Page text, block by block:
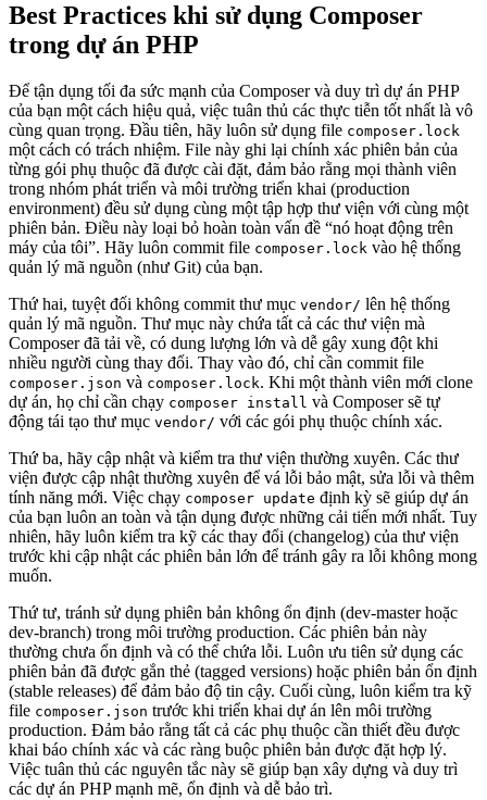
Best Practices khi sử dụng Composer
trong dự án PHP
Để tận dụng tối đa sức mạnh của Composer và duy trì dự án PHP
của bạn một cách hiệu quả, việc tuân thủ các thực tiễn tốt nhất là vô
cùng quan trọng. Đầu tiên, hãy luôn sử dụng file composer.lock
một cách có trách nhiệm. File này ghi lại chính xác phiên bản của
từng gói phụ thuộc đã được cài đặt, đảm bảo rằng mọi thành viên
trong nhóm phát triển và môi trường triển khai (production
environment) đều sử dụng cùng một tập hợp thư viện với cùng một
phiên bản. Điều này loại bỏ hoàn toàn vấn đề “nó hoạt động trên
máy của tôi”. Hãy luôn commit file composer.lock vào hệ thống
quản lý mã nguồn (như Git) của bạn.
Thứ hai, tuyệt đối không commit thư mục vendor/ lên hệ thống
quản lý mã nguồn. Thư mục này chứa tất cả các thư viện mà
Composer đã tải về, có dung lượng lớn và dễ gây xung đột khi
nhiều người cùng thay đổi. Thay vào đó, chỉ cần commit file
composer.json và composer.lock. Khi một thành viên mới clone
dự án, họ chỉ cần chạy composer install và Composer sẽ tự
động tái tạo thư mục vendor/ với các gói phụ thuộc chính xác.
Thứ ba, hãy cập nhật và kiểm tra thư viện thường xuyên. Các thư
viện được cập nhật thường xuyên để vá lỗi bảo mật, sửa lỗi và thêm
tính năng mới. Việc chạy composer update định kỳ sẽ giúp dự án
của bạn luôn an toàn và tận dụng được những cải tiến mới nhất. Tuy
nhiên, hãy luôn kiểm tra kỹ các thay đổi (changelog) của thư viện
trước khi cập nhật các phiên bản lớn để tránh gây ra lỗi không mong
muốn.
Thứ tư, tránh sử dụng phiên bản không ổn định (dev-master hoặc
dev-branch) trong môi trường production. Các phiên bản này
thường chưa ổn định và có thể chứa lỗi. Luôn ưu tiên sử dụng các
phiên bản đã được gắn thẻ (tagged versions) hoặc phiên bản ổn định
(stable releases) để đảm bảo độ tin cậy. Cuối cùng, luôn kiểm tra kỹ
file composer.json trước khi triển khai dự án lên môi trường
production. Đảm bảo rằng tất cả các phụ thuộc cần thiết đều được
khai báo chính xác và các ràng buộc phiên bản được đặt hợp lý.
Việc tuân thủ các nguyên tắc này sẽ giúp bạn xây dựng và duy trì
các dự án PHP mạnh mẽ, ổn định và dễ bảo trì.